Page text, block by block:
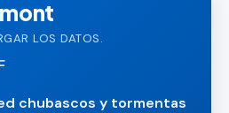
LOS DATOS.
chubascos y tormentas